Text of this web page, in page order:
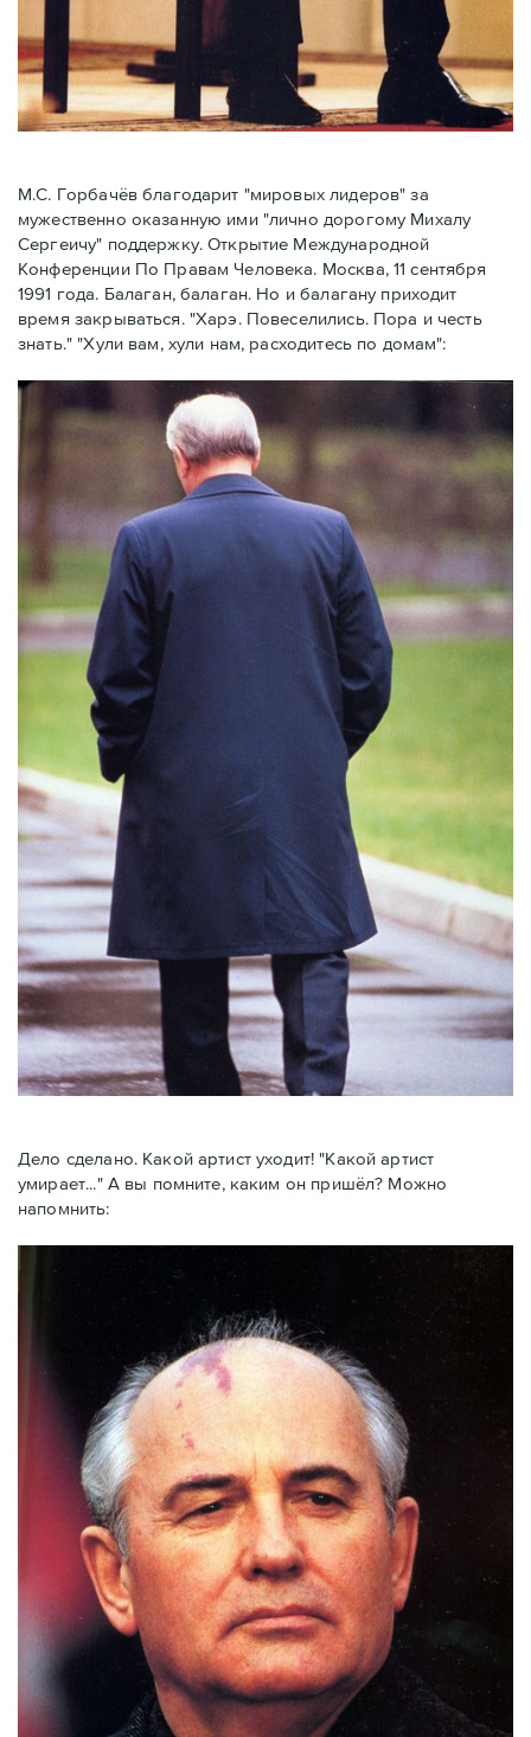
М.С. Горбачёв благодарит "мировых лидеров" за
мужественно оказанную ими "лично дорогому Михалу
Сергеичу" поддержку. Открытие Международной
Конференции По Правам Человека. Москва, 11 сентября
1991 года. Балаган, балаган. Но и балагану приходит
время закрываться. "Харэ. Повеселились. Пора и честь
знать." "Хули вам, хули нам, расходитесь по домам":
Дело сделано. Какой артист уходит! "Какой артист
умирает..." А вы помните, каким он пришёл? Можно
напомнить: